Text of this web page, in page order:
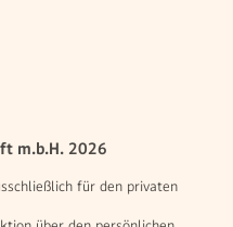
m.b.H. 2026
für den privaten